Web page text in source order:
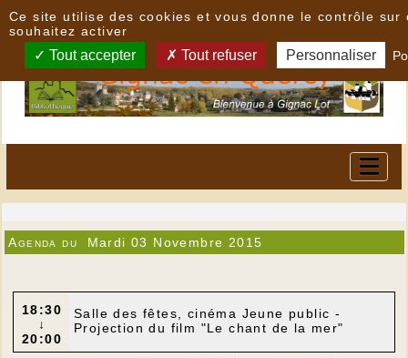
Agenda du Mardi 03 Novembre 2015
18:30
↓
20:00
Salle des fêtes, cinéma Jeune public -
Projection du film "Le chant de la mer"
Ce site utilise des cookies et vous donne le contrôle sur
souhaitez activer
Tout accepter Tout refuser Personnaliser